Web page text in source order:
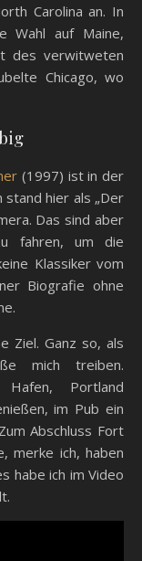
Carolina an. In
Wahl auf Maine,
des verwitweten
Chicago, wo
(1997) ist in der
stand hier als „Der
Das sind aber
fahren, um die
Klassiker vom
Biografie ohne
Ziel. Ganz so, als
mich treiben.
Portland
im Pub ein
Abschluss Fort
merke ich, haben
habe ich im Video